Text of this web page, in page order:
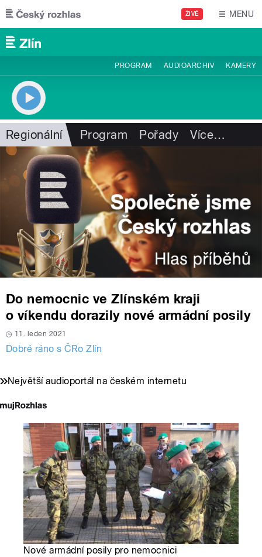
Přejít k hlavnímu obsahu
ŽIVĚ MENU
PROGRAM AUDIOARCHIV KAMERY
Regionální Program Pořady Více…
Do nemocnic ve Zlínském kraji
o víkendu dorazily nové armádní posily
11. leden 2021
Dobré ráno s ČRo Zlín
Největší audioportál na českém internetu
Nové armádní posily pro nemocnici